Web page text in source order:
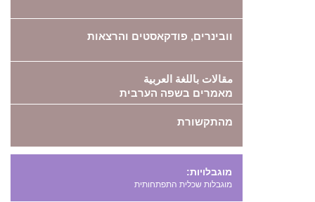
וובינרים, פודקאסטים והרצאות
مقالات باللغة العربية
מאמרים בשפה הערבית
מהתקשורת
מוגבלויות:
מוגבלות שכלית התפתחותית